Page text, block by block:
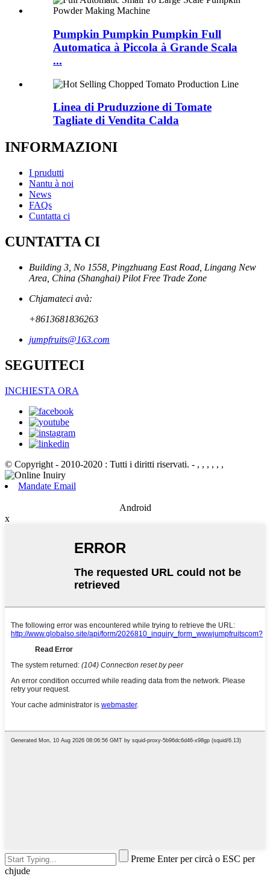
Pumpkin Pumpkin Pumpkin Full
Automatica à Piccola à Grande Scala
...
Linea di Pruduzzione di Tomate
Tagliate di Vendita Calda
INFORMAZIONI
I prudutti
Nantu à noi
News
FAQs
Cuntatta ci
CUNTATTA CI
Building 3, No 1558, Pingzhuang East Road, Lingang New
Area, China (Shanghai) Pilot Free Trade Zone
Chjamateci avà:
+8613681836263
jumpfruits@163.com
SEGUITECI
INCHIESTA ORA
© Copyright - 2010-2020 : Tutti i diritti riservati. - , , , , , ,
Mandate Email
Android
x
Preme Enter per circà o ESC per
chjude